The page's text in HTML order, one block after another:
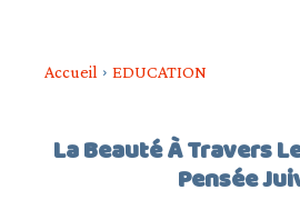
Accueil EDUCATION
La Beauté À Travers
Pensée